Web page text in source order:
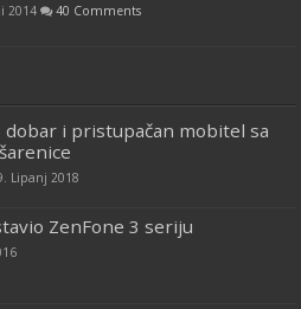
2014 40 Comments
dobar i pristupačan mobitel sa
Lipanj 2018
ZenFone 3 seriju